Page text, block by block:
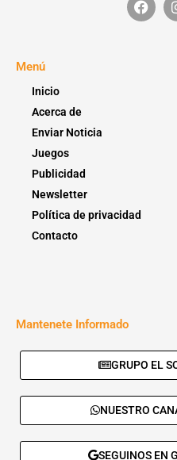
Menú
Inicio
Acerca de
Enviar Noticia
Juegos
Publicidad
Newsletter
Política de privacidad
Contacto
Mantenete Informado
GRUPO EL
NUESTRO
SEGUINOS EN